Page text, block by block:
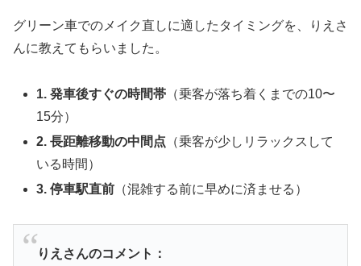
グリーン車でのメイク直しに適したタイミングを、りえさ
んに教えてもらいました。
1. 発車後すぐの時間帯 （乗客が落ち着くまでの10〜
15分）
2. 長距離移動の中間点 （乗客が少しリラックスして
いる時間）
3. 停車駅直前 （混雑する前に早めに済ませる）
りえさんのコメント：